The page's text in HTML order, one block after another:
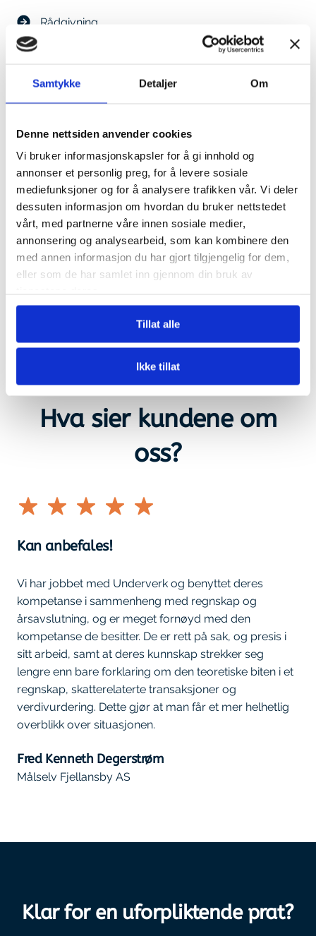
Samtykke Detaljer Om
Denne nettsiden anvender cookies
Vi bruker informasjonskapsler for å gi innhold og
annonser et personlig preg, for å levere sosiale
mediefunksjoner og for å analysere trafikken vår. Vi deler
dessuten informasjon om hvordan du bruker nettstedet
vårt, med partnerne våre innen sosiale medier,
annonsering og analysearbeid, som kan kombinere den
med annen informasjon du har gjort tilgjengelig for dem,
eller som de har samlet inn gjennom din bruk av
Tillat alle
Ikke tillat
Rådgivning
Regnskapsføring
Fakturering
Årsoppgjør
KONTAKT
Hva sier kundene om
oss?
Kan anbefales!
Vi har jobbet med Underverk og benyttet deres
kompetanse i sammenheng med regnskap og
årsavslutning, og er meget fornøyd med den
kompetanse de besitter. De er rett på sak, og presis i
sitt arbeid, samt at deres kunnskap strekker seg
lengre enn bare forklaring om den teoretiske biten i et
regnskap, skatterelaterte transaksjoner og
verdivurdering. Dette gjør at man får et mer helhetlig
overblikk over situasjonen.
Fred Kenneth Degerstrøm
Målselv Fjellansby AS
Klar for en uforpliktende prat?